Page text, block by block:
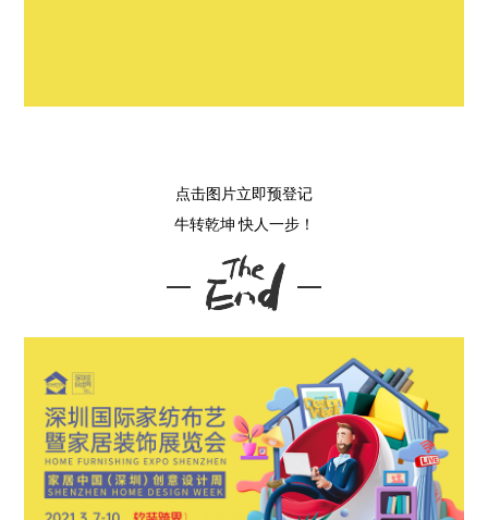
点击图片立即预登记
牛转乾坤 快人一步！